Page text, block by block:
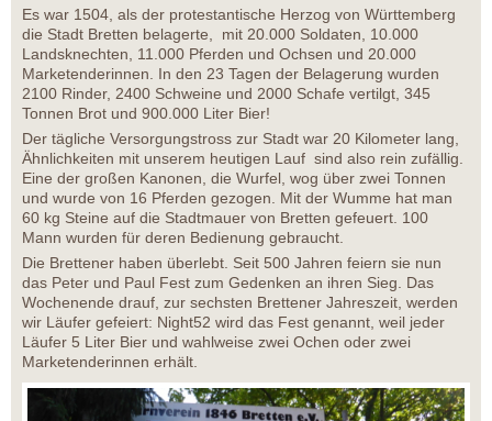
Es war 1504, als der protestantische Herzog von Württemberg
die Stadt Bretten belagerte, mit 20.000 Soldaten, 10.000
Landsknechten, 11.000 Pferden und Ochsen und 20.000
Marketenderinnen. In den 23 Tagen der Belagerung wurden
2100 Rinder, 2400 Schweine und 2000 Schafe vertilgt, 345
Tonnen Brot und 900.000 Liter Bier!
Der tägliche Versorgungstross zur Stadt war 20 Kilometer lang,
Ähnlichkeiten mit unserem heutigen Lauf sind also rein zufällig.
Eine der großen Kanonen, die Wurfel, wog über zwei Tonnen
und wurde von 16 Pferden gezogen. Mit der Wumme hat man
60 kg Steine auf die Stadtmauer von Bretten gefeuert. 100
Mann wurden für deren Bedienung gebraucht.
Die Brettener haben überlebt. Seit 500 Jahren feiern sie nun
das Peter und Paul Fest zum Gedenken an ihren Sieg. Das
Wochenende drauf, zur sechsten Brettener Jahreszeit, werden
wir Läufer gefeiert: Night52 wird das Fest genannt, weil jeder
Läufer 5 Liter Bier und wahlweise zwei Ochen oder zwei
Marketenderinnen erhält.